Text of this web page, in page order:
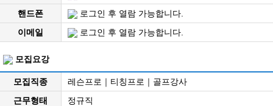
핸드폰
로그인 후 열람 가능합니다.
이메일
로그인 후 열람 가능합니다.
모집요강
모집직종
레슨프로｜티칭프로｜골프강사
근무형태
정규직